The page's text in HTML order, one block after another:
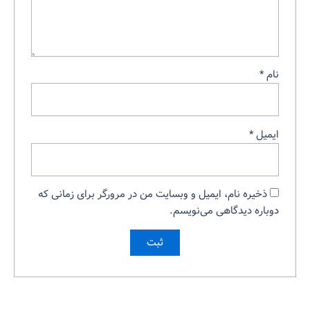
نام*
ایمیل*
ذخیره نام، ایمیل و وبسایت من در مرورگر برای زمانی که
دوباره دیدگاهی می‌نویسم.